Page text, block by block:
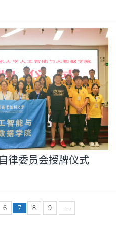
律委员会授牌仪式
6 7 8 9